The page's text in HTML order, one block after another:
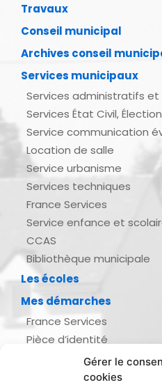
Gérer le
cookies
Travaux
Conseil municipal
Archives conseil
Services municipaux
Services administratifs et
Services État Civil,
Service communication
Location de salle
Service urbanisme
Services techniques
France Services
Service enfance et
CCAS
Bibliothèque municipale
Les écoles
Mes démarches
France Services
Pièce d’identité
Demande d’actes d’état